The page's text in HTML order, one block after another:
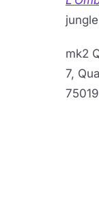
mk2
7,